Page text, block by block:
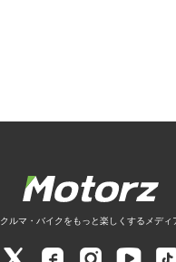
クルマ・バイクをもっと楽しくするメディ